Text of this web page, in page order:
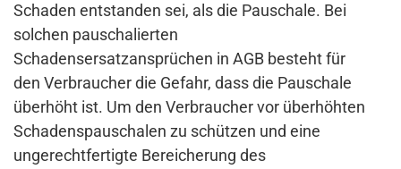
Schaden entstanden sei, als die Pauschale. Bei
solchen pauschalierten
Schadensersatzansprüchen in AGB besteht für
den Verbraucher die Gefahr, dass die Pauschale
überhöht ist. Um den Verbraucher vor überhöhten
Schadenspauschalen zu schützen und eine
ungerechtfertigte Bereicherung des